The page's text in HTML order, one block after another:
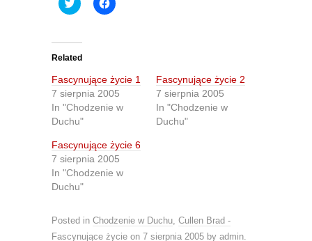
l
t
o
s
a
r
e
o
n
T
i
t
t
e
r
(
e
n
s
l
h
a
r
e
o
c
e
b
o
p
e
n
Related
Fascynujące życie 1
7 sierpnia 2005
In "Chodzenie w
Duchu"
Fascynujące życie 2
7 sierpnia 2005
In "Chodzenie w
Duchu"
Fascynujące życie 6
7 sierpnia 2005
In "Chodzenie w
Duchu"
Posted in Chodzenie w Duchu, Cullen Brad -
Fascynujące życie on 7 sierpnia 2005 by admin.